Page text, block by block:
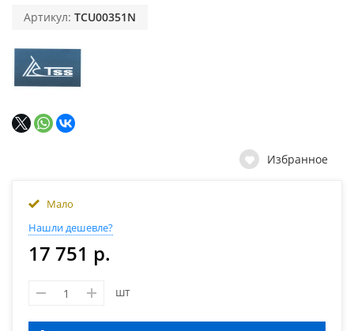
Артикул: TCU00351N
Избранное
Мало
Нашли дешевле?
17 751 р.
шт